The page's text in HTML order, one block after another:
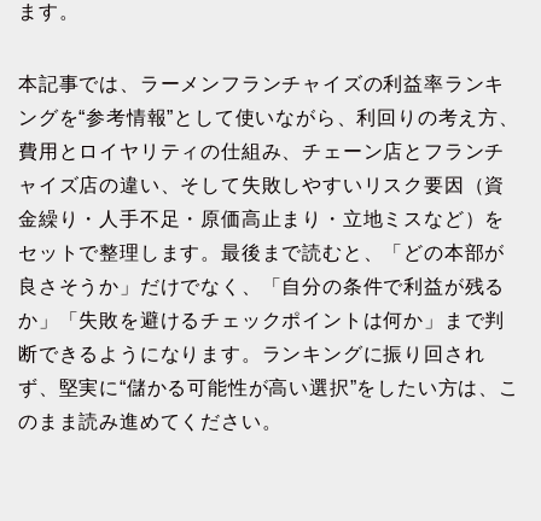
ます。
本記事では、ラーメンフランチャイズの利益率ランキ
ングを“参考情報”として使いながら、利回りの考え方、
費用とロイヤリティの仕組み、チェーン店とフランチ
ャイズ店の違い、そして失敗しやすいリスク要因（資
金繰り・人手不足・原価高止まり・立地ミスなど）を
セットで整理します。最後まで読むと、「どの本部が
良さそうか」だけでなく、「自分の条件で利益が残る
か」「失敗を避けるチェックポイントは何か」まで判
断できるようになります。ランキングに振り回され
ず、堅実に“儲かる可能性が高い選択”をしたい方は、こ
のまま読み進めてください。